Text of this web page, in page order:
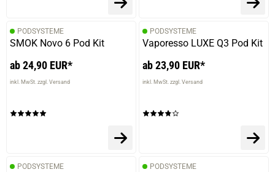
PODSYSTEME
SMOK Novo 6 Pod Kit
ab 24,90 EUR*
inkl. MwSt. zzgl. Versand
PODSYSTEME
Vaporesso LUXE Q3 Pod Kit
ab 23,90 EUR*
inkl. MwSt. zzgl. Versand
PODSYSTEME PODSYSTEME